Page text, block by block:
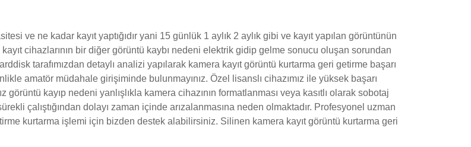
ve ne kadar kayıt yaptığıdır yani 15 günlük 1 aylık 2 aylık gibi ve kayıt yapılan görüntünün
cihazlarının bir diğer görüntü kaybı nedeni elektrik gidip gelme sonucu oluşan sorundan
tarafımızdan detaylı analizi yapılarak kamera kayıt görüntü kurtarma geri getirme başarı
amatör müdahale girişiminde bulunmayınız. Özel lisanslı cihazımız ile yüksek başarı
görüntü kayıp nedeni yanlışlıkla kamera cihazının formatlanması veya kasıtlı olarak sobotaj
çalıştığından dolayı zaman içinde arızalanmasına neden olmaktadır. Profesyonel uzman
kurtarma işlemi için bizden destek alabilirsiniz. Silinen kamera kayıt görüntü kurtarma geri